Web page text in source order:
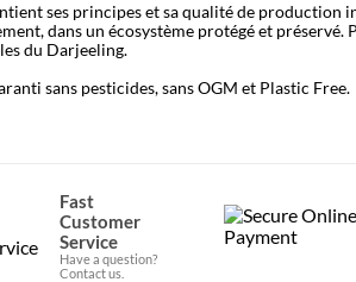
ses principes et sa qualité de production
dans un écosystème protégé et préservé.
du Darjeeling.
sans pesticides, sans OGM et Plastic Free.
Fast
Customer
Service
Have a question?
Contact us.